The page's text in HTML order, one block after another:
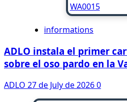
informations
ADLO instala el primer
sobre el oso pardo en la
ADLO 27 de July de 20260